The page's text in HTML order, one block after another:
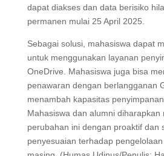
dapat diakses dan data berisiko
permanen mulai 25 April 2025.
Sebagai solusi, mahasiswa dapat
untuk menggunakan layanan
OneDrive. Mahasiswa juga bisa
penawaran dengan berlangganan
menambah kapasitas
Mahasiswa dan alumni diharapkan
perubahan ini dengan proaktif dan
penyesuaian terhadap